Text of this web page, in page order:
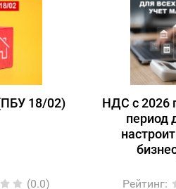
18/02)
(0.0)
НДС с 2026
период
Рейтинг: